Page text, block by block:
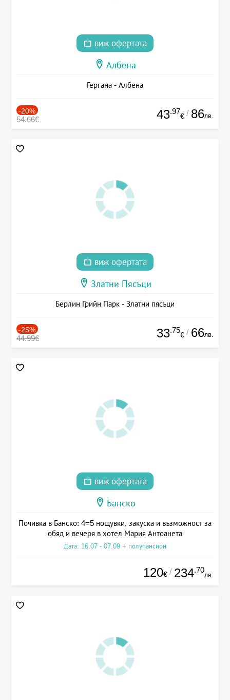
виж офертата
Албена
Гергана - Албена
-20%
54.66€ 43.97
€ / 86лв.
виж офертата
Златни Пясъци
Берлин Грийн Парк - Златни пясъци
-25%
44.99€ 33.75
€ / 66лв.
виж офертата
Банско
Почивка в Банско: 4=5 нощувки, закуска и възможност за
обяд и вечеря в хотел Мария Антоанета
Дата: 16.07 - 07.09 + полупансион
120€ / 234.70
лв.